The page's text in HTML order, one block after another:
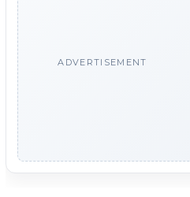
ADVERTISEMENT